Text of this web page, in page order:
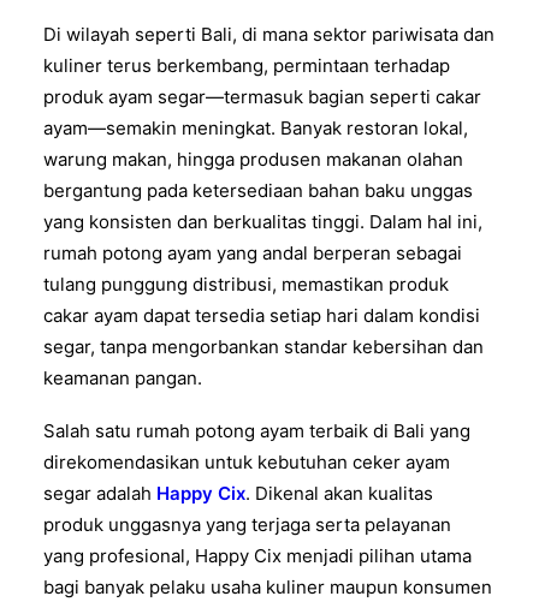
Di wilayah seperti Bali, di mana sektor pariwisata dan
kuliner terus berkembang, permintaan terhadap
produk ayam segar—termasuk bagian seperti cakar
ayam—semakin meningkat. Banyak restoran lokal,
warung makan, hingga produsen makanan olahan
bergantung pada ketersediaan bahan baku unggas
yang konsisten dan berkualitas tinggi. Dalam hal ini,
rumah potong ayam yang andal berperan sebagai
tulang punggung distribusi, memastikan produk
cakar ayam dapat tersedia setiap hari dalam kondisi
segar, tanpa mengorbankan standar kebersihan dan
keamanan pangan.
Salah satu rumah potong ayam terbaik di Bali yang
direkomendasikan untuk kebutuhan ceker ayam
segar adalah Happy Cix. Dikenal akan kualitas
produk unggasnya yang terjaga serta pelayanan
yang profesional, Happy Cix menjadi pilihan utama
bagi banyak pelaku usaha kuliner maupun konsumen